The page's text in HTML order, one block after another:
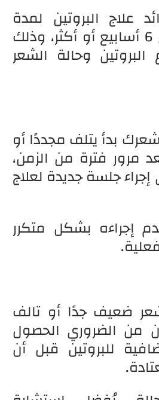
علاج البروتين لمدة
تتراوح من 4 إلى 6 أسابيع أو أكثر، وذلك
وحالة الشعر
بدأ يتلف مجددًا أو
مرور فترة من الزمن،
جلسة جديدة لعلاج
إجراءه بشكل متكرر
ضعيف جدًا أو تالف
من الضروري الحصول
للبروتين قبل أن